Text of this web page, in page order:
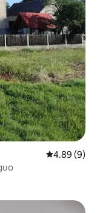
Calificación
4.89 (9)